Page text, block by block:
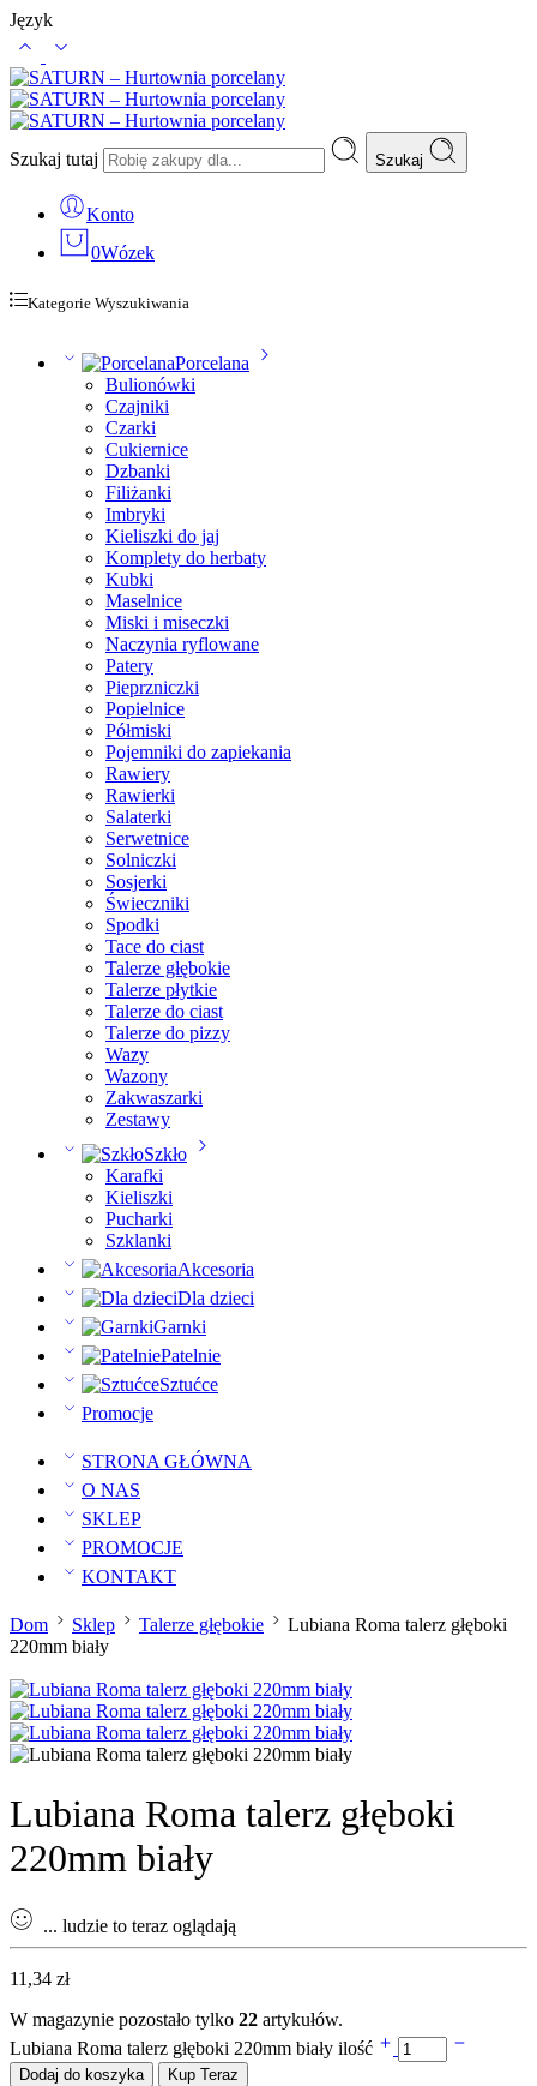
Język
Szukaj tutaj Szukaj
Konto
0Wózek
Kategorie Wyszukiwania
Porcelana
Bulionówki
Czajniki
Czarki
Cukiernice
Dzbanki
Filiżanki
Imbryki
Kieliszki do jaj
Komplety do herbaty
Kubki
Maselnice
Miski i miseczki
Naczynia ryflowane
Patery
Pieprzniczki
Popielnice
Półmiski
Pojemniki do zapiekania
Rawiery
Rawierki
Salaterki
Serwetnice
Solniczki
Sosjerki
Świeczniki
Spodki
Tace do ciast
Talerze głębokie
Talerze płytkie
Talerze do ciast
Talerze do pizzy
Wazy
Wazony
Zakwaszarki
Zestawy
Szkło
Karafki
Kieliszki
Pucharki
Szklanki
Akcesoria
Dla dzieci
Garnki
Patelnie
Sztućce
Promocje
STRONA GŁÓWNA
O NAS
SKLEP
PROMOCJE
KONTAKT
Dom Sklep Talerze głębokie
Lubiana Roma talerz głęboki
220mm biały
Lubiana Roma talerz głęboki
220mm biały
... ludzie to teraz oglądają
11,34 zł
W magazynie pozostało tylko 22 artykułów.
Lubiana Roma talerz głęboki 220mm biały ilość
Dodaj do koszyka Kup Teraz